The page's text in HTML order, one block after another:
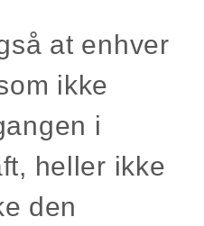
at enhver
ikke
i
heller ikke
den